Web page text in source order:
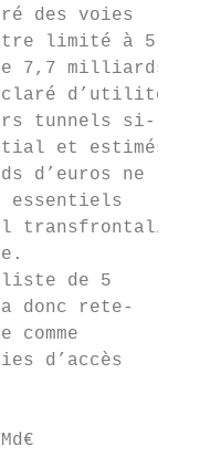
des voies
limité à 5
7,7 milliards
d’utilité
tunnels si-
et estimés au
d’euros ne
essentiels
transfrontalier
de 5
donc rete-
d’accès